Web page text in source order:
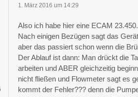
1. März 2016 um 14:29
Also ich habe hier eine ECAM
Nach einigen Bezügen sagt das
aber das passiert schon wenn die
Der Ablauf ist dann: Man drückt die
arbeiten und ABER gleichzeitig
nicht fließen und Flowmeter sagt es
kommt der Fehler??? denn die